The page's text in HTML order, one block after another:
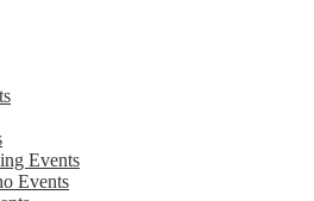
Events
Events